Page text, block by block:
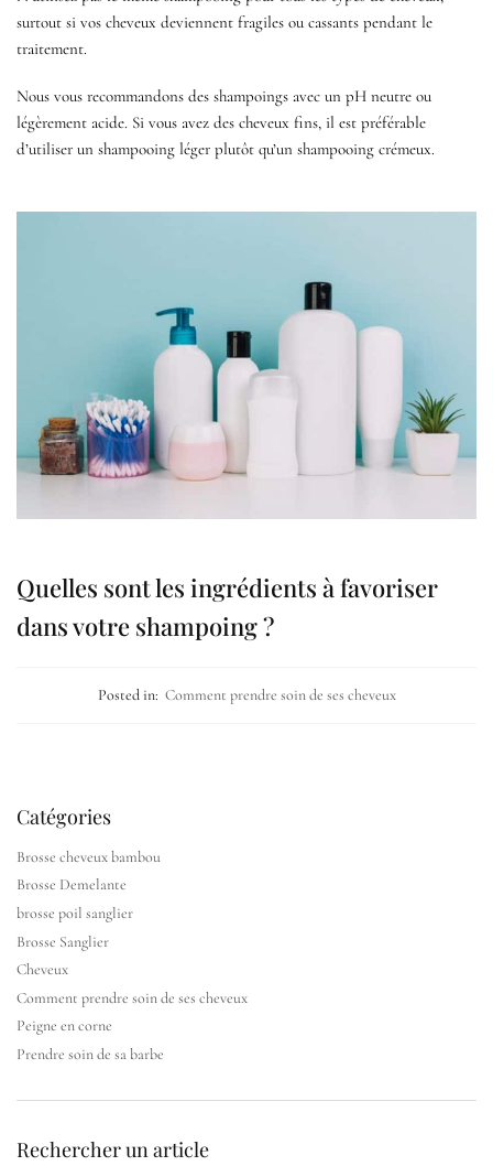
surtout si vos cheveux deviennent fragiles ou cassants pendant le
traitement.
Nous vous recommandons des shampoings avec un pH neutre ou
légèrement acide. Si vous avez des cheveux fins, il est préférable
d’utiliser un shampooing léger plutôt qu’un shampooing crémeux.
Quelles sont les ingrédients à favoriser
dans votre shampoing ?
Posted in: Comment prendre soin de ses cheveux
Catégories
Brosse cheveux bambou
Brosse Demelante
brosse poil sanglier
Brosse Sanglier
Cheveux
Comment prendre soin de ses cheveux
Peigne en corne
Prendre soin de sa barbe
Rechercher un article